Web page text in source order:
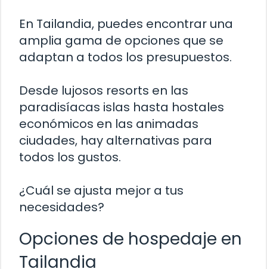
En Tailandia, puedes encontrar una
amplia gama de opciones que se
adaptan a todos los presupuestos.
Desde lujosos resorts en las
paradisíacas islas hasta hostales
económicos en las animadas
ciudades, hay alternativas para
todos los gustos.
¿Cuál se ajusta mejor a tus
necesidades?
Opciones de hospedaje en
Tailandia